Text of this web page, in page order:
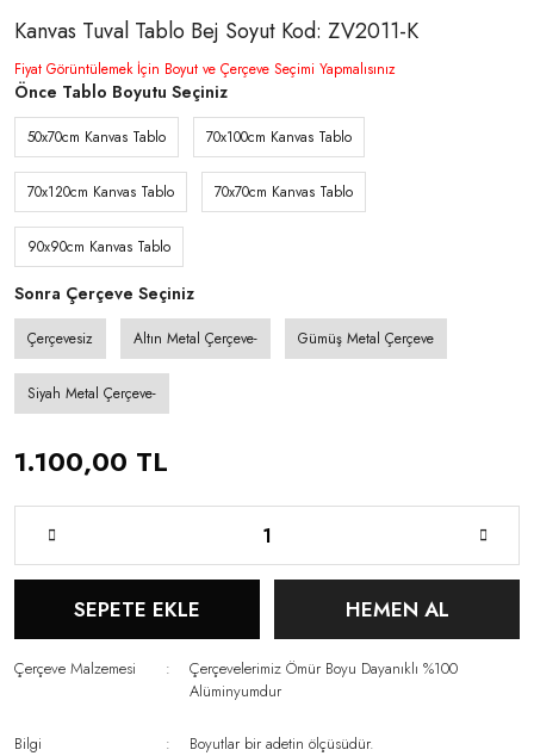
Kanvas Tuval Tablo Bej Soyut Kod: ZV2011-K
Fiyat Görüntülemek İçin Boyut ve Çerçeve Seçimi Yapmalısınız
Önce Tablo Boyutu Seçiniz
50x70cm Kanvas Tablo 70x100cm Kanvas Tablo
70x120cm Kanvas Tablo 70x70cm Kanvas Tablo
90x90cm Kanvas Tablo
Sonra Çerçeve Seçiniz
Çerçevesiz Altın Metal Çerçeve- Gümüş Metal Çerçeve
Siyah Metal Çerçeve-
1.100,00 TL
SEPETE EKLE HEMEN AL
Çerçeve Malzemesi
Çerçevelerimiz Ömür Boyu Dayanıklı %100
Alüminyumdur
Bilgi
Boyutlar bir adetin ölçüsüdür.